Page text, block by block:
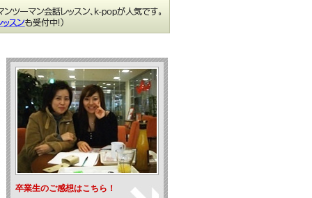
卒業生のご感想はこちら！